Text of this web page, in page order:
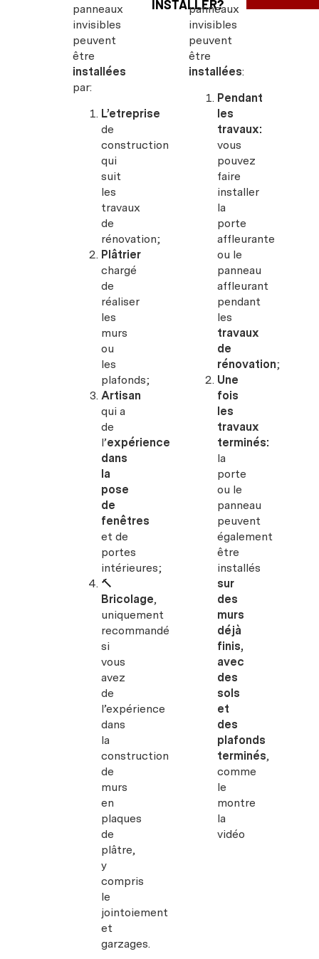
panneaux
invisibles
peuvent
être
installées
par:
L’etreprise
de
construction
qui
suit
les
travaux
de
rénovation;
Plâtrier
chargé
de
réaliser
les
murs
ou
les
plafonds;
Artisan
qui a
de
l’expérience
dans
la
pose
de
fenêtres
et de
portes
intérieures;
🔨
Bricolage,
uniquement
recommandé
si
vous
avez
de
l’expérience
dans
la
construction
de
murs
en
plaques
de
plâtre,
y
compris
le
jointoiement
et
garzages.
INSTALLER?
panneaux
invisibles
peuvent
être
installées:
Pendant
les
travaux:
vous
pouvez
faire
installer
la
porte
affleurante
ou le
panneau
affleurant
pendant
les
travaux
de
rénovation;
Une
fois
les
travaux
terminés:
la
porte
ou le
panneau
peuvent
également
être
installés
sur
des
murs
déjà
finis,
avec
des
sols
et
des
plafonds
terminés,
comme
le
montre
la
vidéo